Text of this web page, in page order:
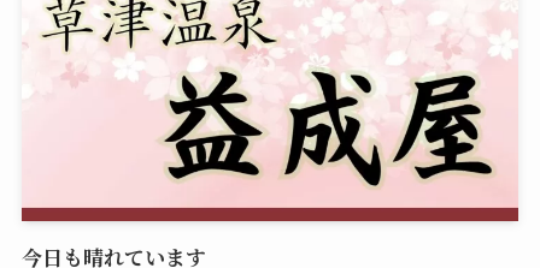
今日も晴れています